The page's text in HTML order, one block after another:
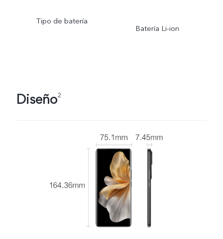
Tipo de batería
Batería Li-ion
Diseño2